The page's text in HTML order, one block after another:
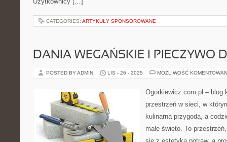
CATEGORIES: ARTYKUŁY SPONSOROWANE
DANIA WEGAŃSKIE I PIECZYWO
POSTED BY ADMIN LIS - 26 - 2025 MOŻLIWOŚĆ
Ogorkiewicz.com.pl – blog
przestrzeń w sieci, w
kulinarną przygodą, a
małe święto. To